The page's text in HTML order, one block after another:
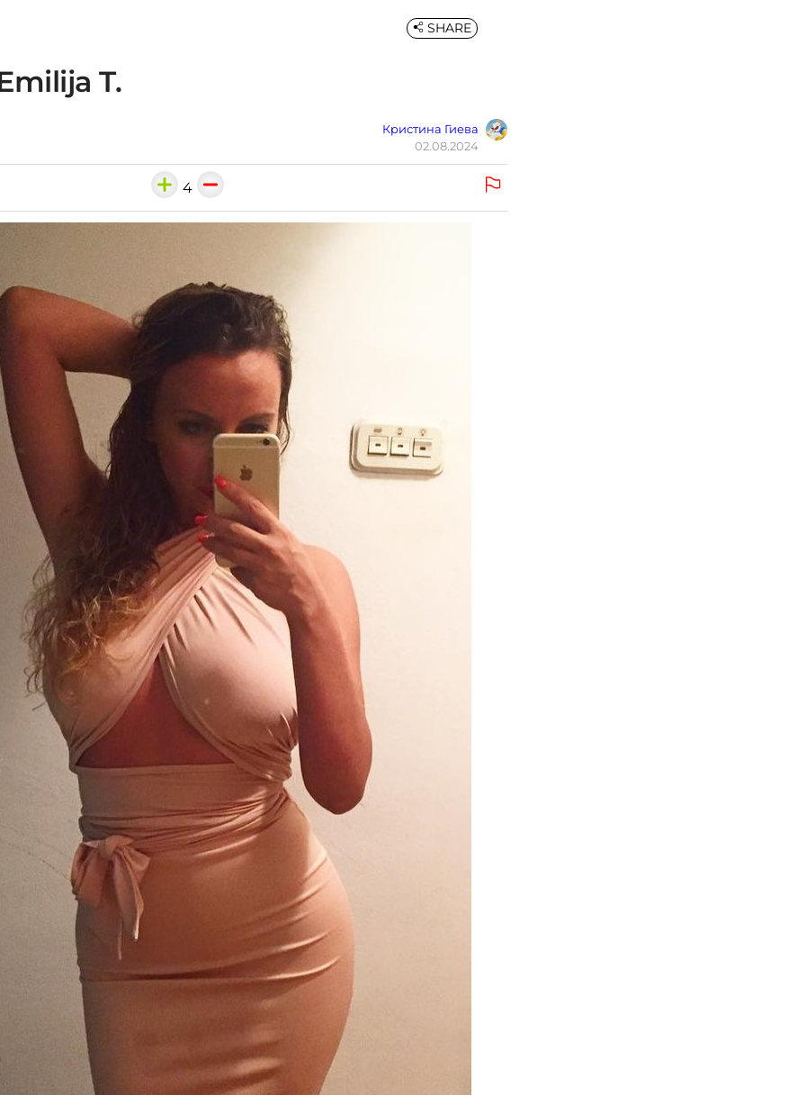
T.
Кристина Гиева
02.08.2024
SHARE
4